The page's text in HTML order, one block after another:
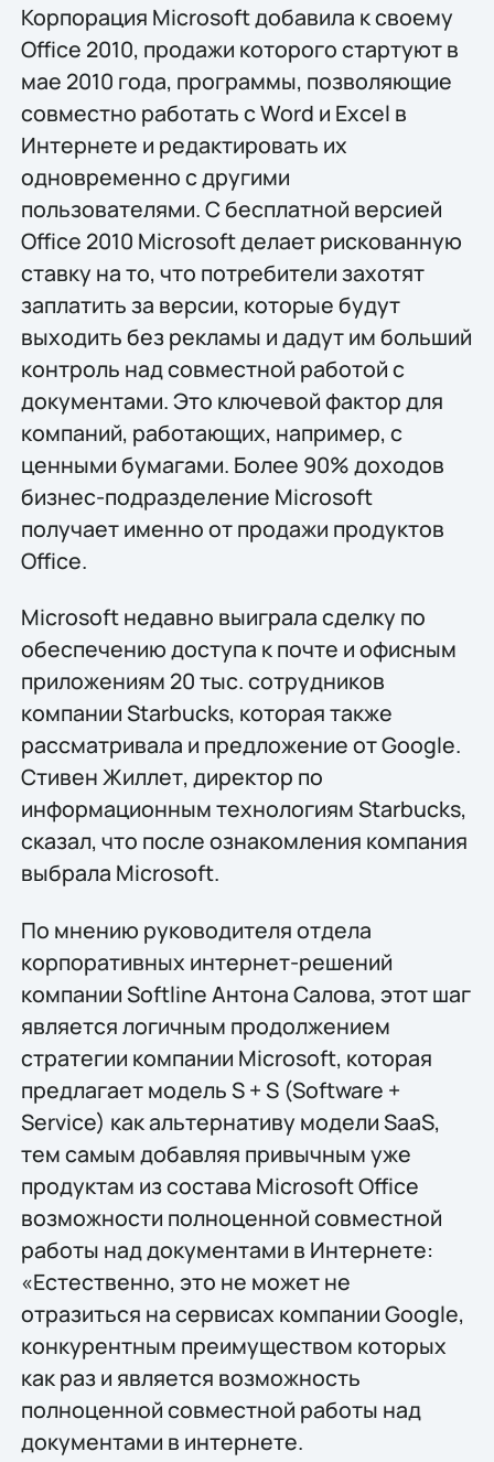
Корпорация Microsoft добавила к своему
Office 2010, продажи которого стартуют в
мае 2010 года, программы, позволяющие
совместно работать с Word и Excel в
Интернете и редактировать их
одновременно с другими
пользователями. С бесплатной версией
Office 2010 Microsoft делает рискованную
ставку на то, что потребители захотят
заплатить за версии, которые будут
выходить без рекламы и дадут им больший
контроль над совместной работой с
документами. Это ключевой фактор для
компаний, работающих, например, с
ценными бумагами. Более 90% доходов
бизнес-подразделение Microsoft
получает именно от продажи продуктов
Office.
Microsoft недавно выиграла сделку по
обеспечению доступа к почте и офисным
приложениям 20 тыс. сотрудников
компании Starbucks, которая также
рассматривала и предложение от Google.
Стивен Жиллет, директор по
информационным технологиям Starbucks,
сказал, что после ознакомления компания
выбрала Microsoft.
По мнению руководителя отдела
корпоративных интернет-решений
компании Softline Антона Салова, этот шаг
является логичным продолжением
стратегии компании Microsoft, которая
предлагает модель S + S (Software +
Service) как альтернативу модели SaaS,
тем самым добавляя привычным уже
продуктам из состава Microsoft Office
возможности полноценной совместной
работы над документами в Интернете:
«Естественно, это не может не
отразиться на сервисах компании Google,
конкурентным преимуществом которых
как раз и является возможность
полноценной совместной работы над
документами в интернете.